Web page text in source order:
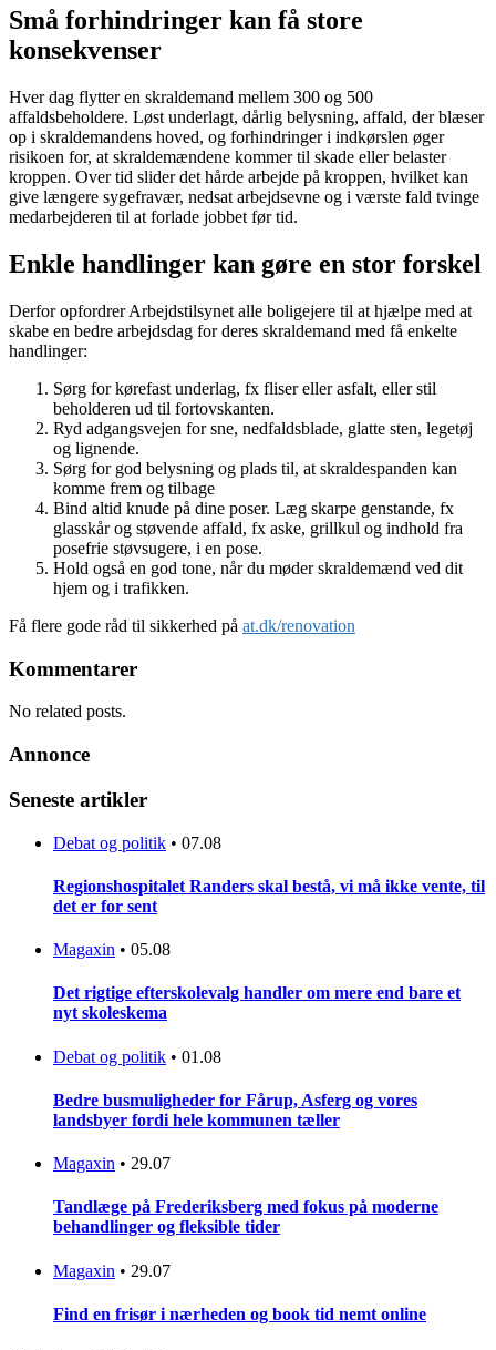
Små forhindringer kan få store
konsekvenser
Hver dag flytter en skraldemand mellem 300 og 500
affaldsbeholdere. Løst underlagt, dårlig belysning, affald, der blæser
op i skraldemandens hoved, og forhindringer i indkørslen øger
risikoen for, at skraldemændene kommer til skade eller belaster
kroppen. Over tid slider det hårde arbejde på kroppen, hvilket kan
give længere sygefravær, nedsat arbejdsevne og i værste fald tvinge
medarbejderen til at forlade jobbet før tid.
Enkle handlinger kan gøre en stor forskel
Derfor opfordrer Arbejdstilsynet alle boligejere til at hjælpe med at
skabe en bedre arbejdsdag for deres skraldemand med få enkelte
handlinger:
Sørg for kørefast underlag, fx fliser eller asfalt, eller stil
beholderen ud til fortovskanten.
Ryd adgangsvejen for sne, nedfaldsblade, glatte sten, legetøj
og lignende.
Sørg for god belysning og plads til, at skraldespanden kan
komme frem og tilbage
Bind altid knude på dine poser. Læg skarpe genstande, fx
glasskår og støvende affald, fx aske, grillkul og indhold fra
posefrie støvsugere, i en pose.
Hold også en god tone, når du møder skraldemænd ved dit
hjem og i trafikken.
Få flere gode råd til sikkerhed på at.dk/renovation
Kommentarer
No related posts.
Annonce
Seneste artikler
Debat og politik • 07.08
Regionshospitalet Randers skal bestå, vi må ikke vente, til
det er for sent
Magaxin • 05.08
Det rigtige efterskolevalg handler om mere end bare et
nyt skoleskema
Debat og politik • 01.08
Bedre busmuligheder for Fårup, Asferg og vores
landsbyer fordi hele kommunen tæller
Magaxin • 29.07
Tandlæge på Frederiksberg med fokus på moderne
behandlinger og fleksible tider
Magaxin • 29.07
Find en frisør i nærheden og book tid nemt online